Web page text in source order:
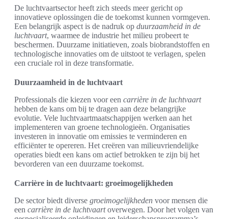
De luchtvaartsector heeft zich steeds meer gericht op
innovatieve oplossingen die de toekomst kunnen vormgeven.
Een belangrijk aspect is de nadruk op duurzaamheid in de
luchtvaart, waarmee de industrie het milieu probeert te
beschermen. Duurzame initiatieven, zoals biobrandstoffen en
technologische innovaties om de uitstoot te verlagen, spelen
een cruciale rol in deze transformatie.
Duurzaamheid in de luchtvaart
Professionals die kiezen voor een carrière in de luchtvaart
hebben de kans om bij te dragen aan deze belangrijke
evolutie. Vele luchtvaartmaatschappijen werken aan het
implementeren van groene technologieën. Organisaties
investeren in innovatie om emissies te verminderen en
efficiënter te opereren. Het creëren van milieuvriendelijke
operaties biedt een kans om actief betrokken te zijn bij het
bevorderen van een duurzame toekomst.
Carrière in de luchtvaart: groeimogelijkheden
De sector biedt diverse groeimogelijkheden voor mensen die
een carrière in de luchtvaartoverwegen. Door het volgen van